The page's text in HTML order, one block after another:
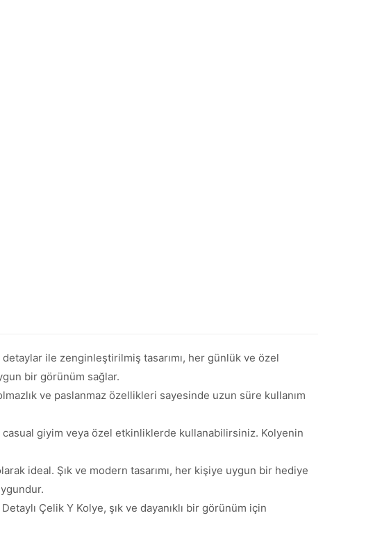
ile zenginleştirilmiş tasarımı, her günlük ve özel
bir görünüm sağlar.
ve paslanmaz özellikleri sayesinde uzun süre kullanım
casual giyim veya özel etkinliklerde kullanabilirsiniz. Kolyenin
ideal. Şık ve modern tasarımı, her kişiye uygun bir hediye
Çelik Y Kolye, şık ve dayanıklı bir görünüm için